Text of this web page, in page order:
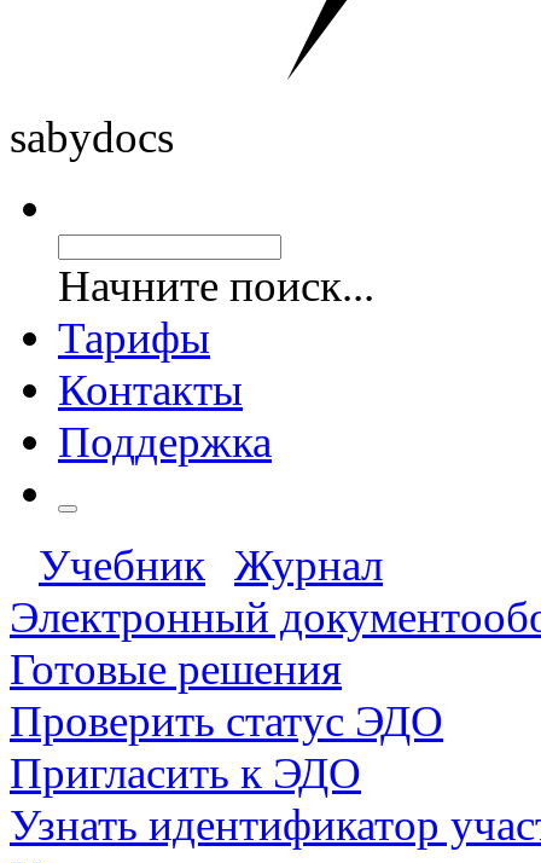
sabydocs
Начните поиск...
Тарифы
Контакты
Поддержка
Учебник
Журнал
Электронный
Готовые решения
Проверить статус ЭДО
Пригласить к ЭДО
Узнать идентификатор